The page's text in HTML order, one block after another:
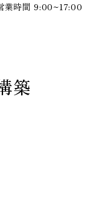
業時間 9:00~17:00
築